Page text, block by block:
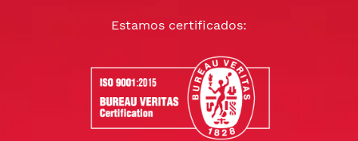
Estamos certificados: